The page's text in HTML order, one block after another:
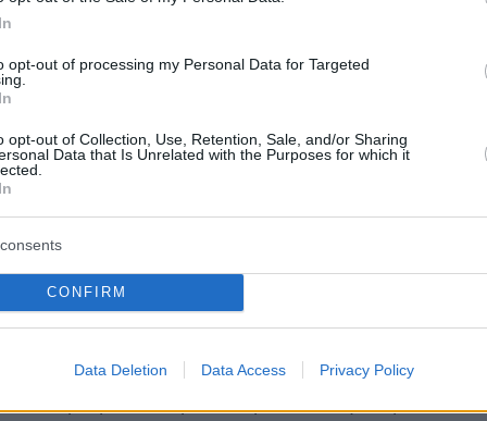
opt-out of processing my Personal Data for Targeted
opt-out of Collection, Use, Retention, Sale, and/or Sharing
Data that Is Unrelated with the Purposes for which it
CONFIRM
Data Deletion Data Access Privacy Policy
μεγιστάνα ήταν ουσιαστικά
μετά το διαζύγιο που έλαβε η
Τραμπ στην νέα αμερικανική
επικεφαλής του DOGE, σκόπευε να
αμερικανική κρατική γραφειοκρατία από
ύψους «τρισεκατομμυρίων
η διαφωνία του με τις πολιτικές Τραμπ
κατηγορίες σε βάρος του ότι ίσως να
(σ.σ.: κρατικές) επιδοτήσεις από